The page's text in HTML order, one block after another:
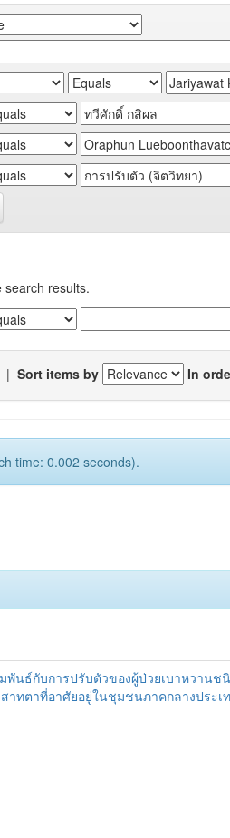
search results.
| Sort items by In
time: 0.002 seconds).
พันธ์กับการปรับตัวของผู้ป่วยเบาหวานช
าทตาที่อาศัยอยู่ในชุมชนภาคกลางประเ